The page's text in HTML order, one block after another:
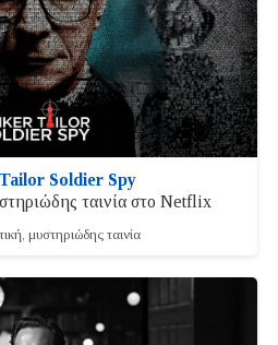
Soldier Spy
ταινία στο Netflix
μυστηριώδης ταινία